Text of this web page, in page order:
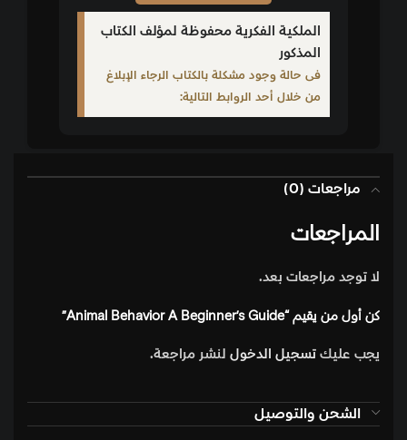
الملكية الفكرية محفوظة لمؤلف الكتاب
المذكور
فى حالة وجود مشكلة بالكتاب الرجاء الإبلاغ
من خلال أحد الروابط التالية:
مراجعات (0)
المراجعات
لا توجد مراجعات بعد.
كن أول من يقيم “Animal Behavior A Beginner’s Guide”
يجب عليك تسجيل الدخول لنشر مراجعة.
الشحن والتوصيل